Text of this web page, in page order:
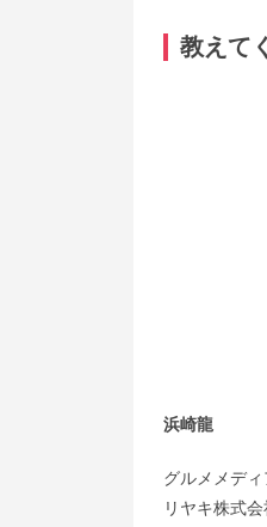
教えて
浜崎龍
グルメメデ
リヤキ株式